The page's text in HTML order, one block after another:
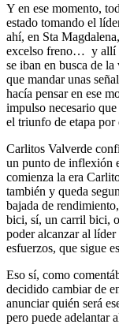
Y en ese momento,
estado tomando el
ahí, en Sta
excelso freno… y allí
se iban en busca de
que mandar unas
hacía pensar en ese
impulso necesario
el triunfo de etapa
Carlitos Valverde
un punto de inflexión
comienza la era
también y queda
bajada de
bici, sí, un carril bici,
poder alcanzar al líder
esfuerzos, que sigue
Eso sí, como
decidido cambiar de
anunciar quién será
pero puede adelantar